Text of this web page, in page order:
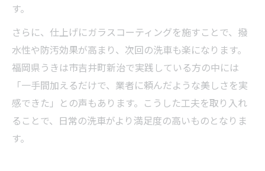
す。
さらに、仕上げにガラスコーティングを施すことで、撥
水性や防汚効果が高まり、次回の洗車も楽になります。
福岡県うきは市吉井町新治で実践している方の中には
「一手間加えるだけで、業者に頼んだような美しさを実
感できた」との声もあります。こうした工夫を取り入れ
ることで、日常の洗車がより満足度の高いものとなりま
す。